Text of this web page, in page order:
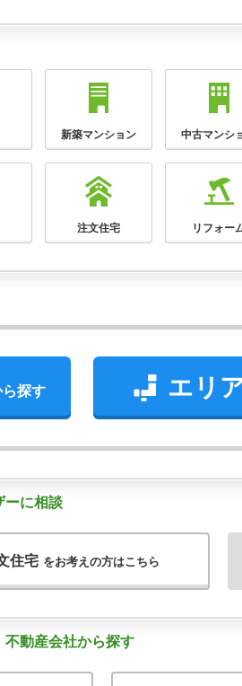
新築マンション 中古マンシ
注文住宅 リフォー
ら探す エリ
ーに相談
住宅 をお考えの方はこちら
不動産会社から探す